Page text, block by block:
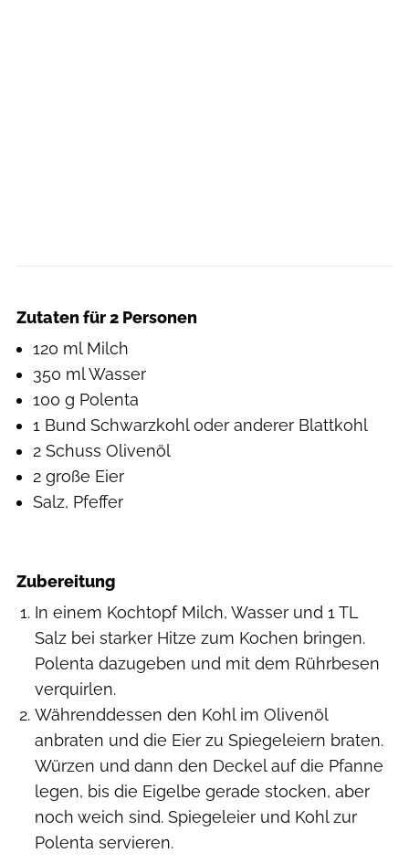
Zutaten für 2 Personen
120 ml Milch
350 ml Wasser
100 g Polenta
1 Bund Schwarzkohl oder anderer Blattkohl
2 Schuss Olivenöl
2 große Eier
Salz, Pfeffer
Zubereitung
In einem Kochtopf Milch, Wasser und 1 TL
Salz bei starker Hitze zum Kochen bringen.
Polenta dazugeben und mit dem Rührbesen
verquirlen.
Währenddessen den Kohl im Olivenöl
anbraten und die Eier zu Spiegeleiern braten.
Würzen und dann den Deckel auf die Pfanne
legen, bis die Eigelbe gerade stocken, aber
noch weich sind. Spiegeleier und Kohl zur
Polenta servieren.